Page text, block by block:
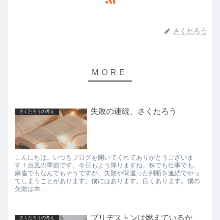
さくたろう
さくたろうの考え 失敗の連続、さくたろう
こんにちは。いつもブログを開いてくれてありがとうございま
す！台風の季節です、今日もよう降りますね。株でも仕事でも、
麻雀でもなんでもそうですが、失敗や間違った判断を連続でやっ
てしまうことがあります。僕にはあります。良くあります。僕の
失敗は本...
さくたろうの考え ブリヂストンは燃えているか